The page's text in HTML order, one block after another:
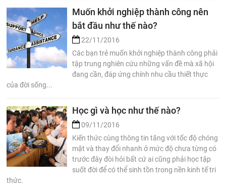
Muốn khởi nghiệp thành công nên
bắt đầu như thế nào?
22/11/2016
Các bạn trẻ muốn khởi nghiệp thành công phải
tập trung nghiên cứu những vấn đề mà xã hội
đang cần, đáp ứng chính nhu cầu thiết thực
của đời sống...
Học gì và học như thế nào?
09/11/2016
Kiến thức cùng thông tin tăng với tốc độ chóng
mặt và thay đổi nhanh ở mức độ chưa từng có
trước đây đòi hỏi bất cứ ai cũng phải học tập
suốt đời để có thể sinh tồn trong nền kinh tế tri
thức.